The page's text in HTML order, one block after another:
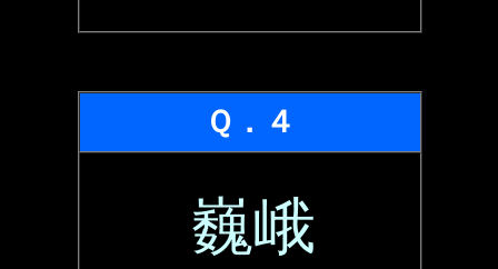
Ｑ．４
巍峨